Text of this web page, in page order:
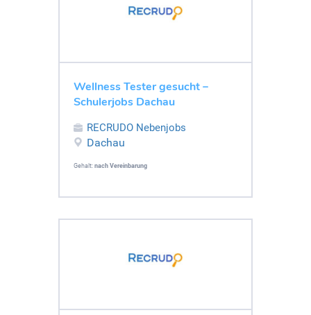
Wellness Tester gesucht –
Schulerjobs Dachau
RECRUDO Nebenjobs
Dachau
Gehalt: nach Vereinbarung